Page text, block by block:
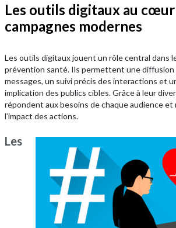
Les outils digitaux au cœur
campagnes modernes
Les outils digitaux jouent un rôle central dans
prévention santé. Ils permettent une diffusion
messages, un suivi précis des interactions et
implication des publics cibles. Grâce à leur
répondent aux besoins de chaque audience
l’impact des actions.
Les